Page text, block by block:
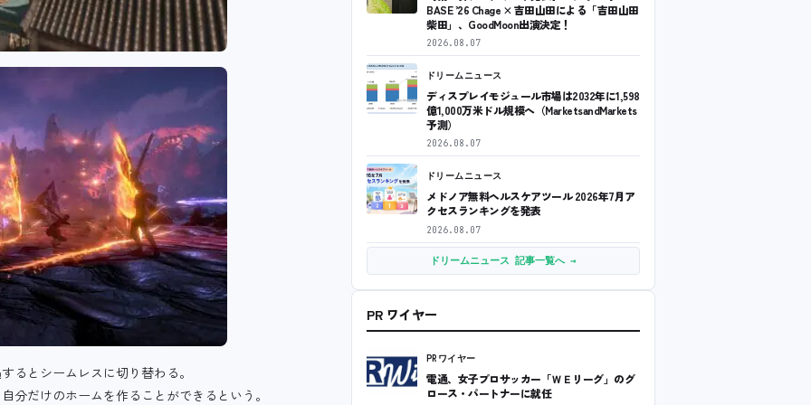
るとシームレスに切り替わる。
分だけのホームを作ることができるという。
BASE ’26 Chage × 吉田山田による「吉田山田
柴田」、GoodMoon出演決定！
2026.08.07
ドリームニュース
ディスプレイモジュール市場は2032年に1,598
億1,000万米ドル規模へ（MarketsandMarkets
予測）
2026.08.07
ドリームニュース
メドノア無料ヘルスケアツール 2026年7月ア
クセスランキングを発表
2026.08.07
ドリームニュース 記事一覧へ →
PR ワイヤー
PRワイヤー
電通、女子プロサッカー「ＷＥリーグ」のグ
ロース・パートナーに就任